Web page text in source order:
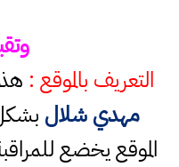
التعريف بالموقع :
مهدي شلال
الموقع يخضع